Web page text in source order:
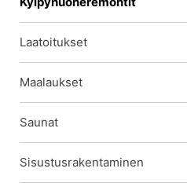
Laatoitukset
Maalaukset
Saunat
Sisustusrakentaminen